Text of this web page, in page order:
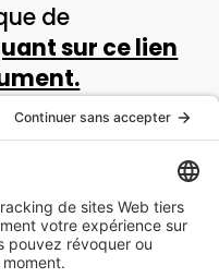
de
sur ce lien
ou des
souhaitez
à la